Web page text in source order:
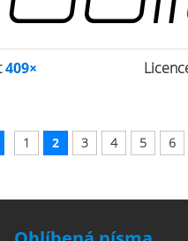
409×
1 2 3 4 5 6